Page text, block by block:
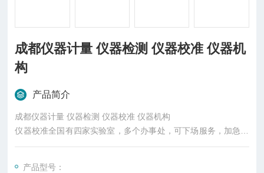
成都仪器计量 仪器检测 仪器校准 仪器机
构
产品简介
成都仪器计量 仪器检测 仪器校准 仪器机构
仪器校准全国有四家实验室，多个办事处，可下场服务，加急出
证书
产品型号：